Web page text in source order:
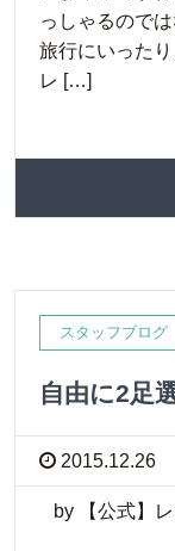
っしゃるので
旅行にいった
レ […]
スタッフブログ
自由に2足
2015.12.26
by 【公式】